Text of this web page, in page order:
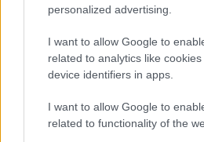
personalized advertising.
I want to allow Google to
related to analytics like
device identifiers in apps.
I want to allow Google to
related to functionality of the
Ajánlott bejegyzések:
Világsztárokkal
égnek új